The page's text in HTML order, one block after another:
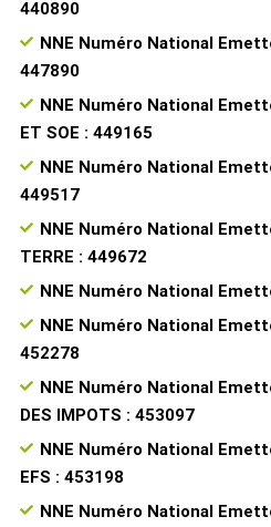
440890
NNE Numéro National
447890
NNE Numéro National
ET SOE : 449165
NNE Numéro National
449517
NNE Numéro National
TERRE : 449672
NNE Numéro National
NNE Numéro National
452278
NNE Numéro National
DES IMPOTS : 453097
NNE Numéro National
EFS : 453198
NNE Numéro National